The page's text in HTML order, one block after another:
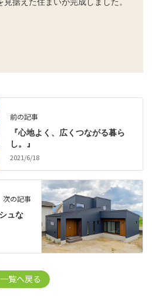
据えた住まいが完成しました。
前の記事
『心地よく、広くつながる暮ら
し。』
2021/6/18
次の記事
ュな
一覧へ戻る